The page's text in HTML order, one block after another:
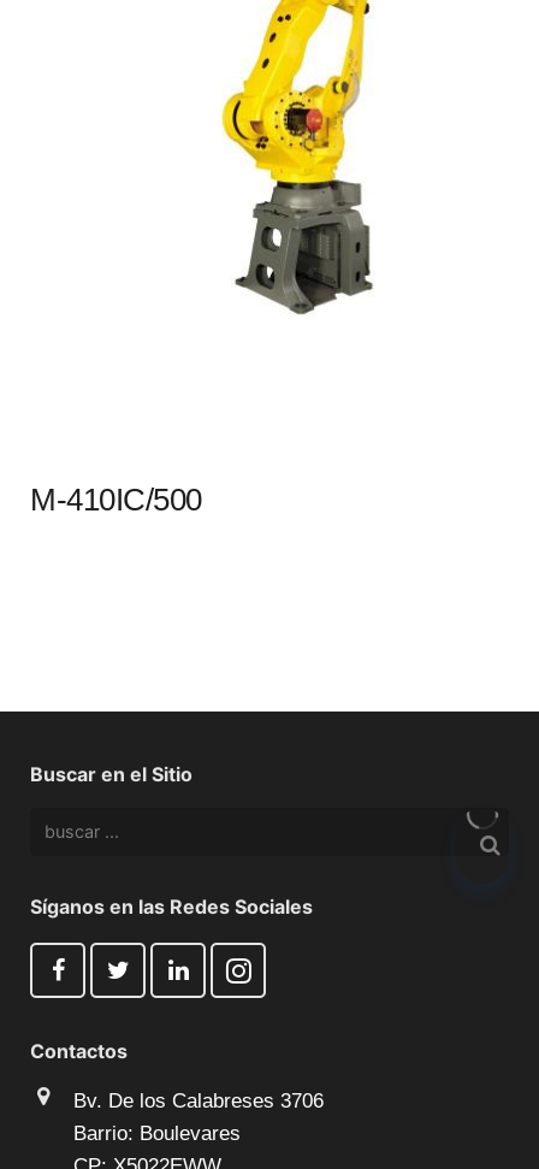
M-410IC/500
Buscar en el Sitio
Síganos en las Redes Sociales
Contactos
Bv. De los Calabreses 3706
Barrio: Boulevares